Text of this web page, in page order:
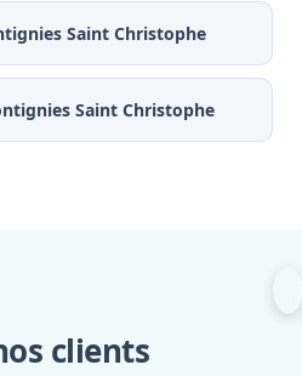
Saint Christophe
Saint Christophe
clients